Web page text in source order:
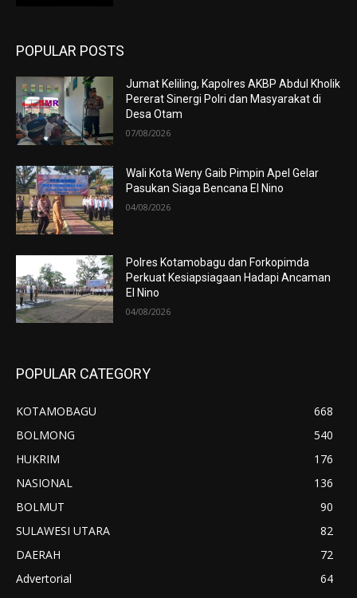
POPULAR POSTS
Jumat Keliling, Kapolres AKBP Abdul Kholik
Pererat Sinergi Polri dan Masyarakat di
Desa Otam
07/08/2026
Wali Kota Weny Gaib Pimpin Apel Gelar
Pasukan Siaga Bencana El Nino
04/08/2026
Polres Kotamobagu dan Forkopimda
Perkuat Kesiapsiagaan Hadapi Ancaman
El Nino
04/08/2026
POPULAR CATEGORY
KOTAMOBAGU
668
BOLMONG
540
HUKRIM
176
NASIONAL
136
BOLMUT
90
SULAWESI UTARA
82
DAERAH
72
Advertorial
64